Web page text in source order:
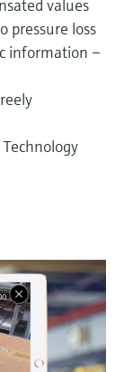
values
pressure loss
information –